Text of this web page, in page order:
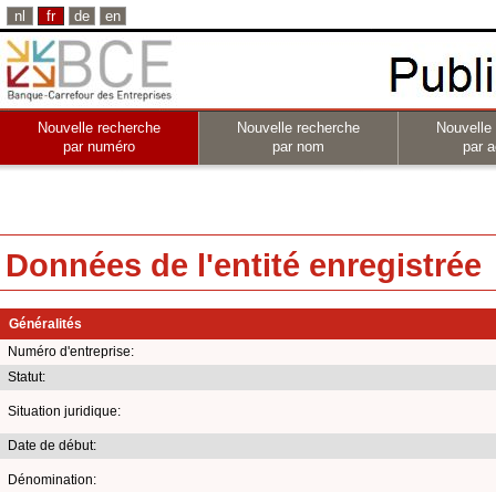
nl fr de en
Nouvelle recherche
par numéro
Nouvelle recherche
par nom
par
Données de l'entité enregistrée
Généralités
Numéro d'entreprise:
Statut:
Situation juridique:
Date de début:
Dénomination: